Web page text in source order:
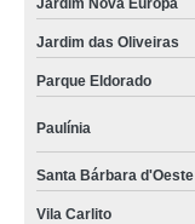
Jardim Nova Europa
Jardim das Oliveiras
Parque Eldorado
Paulínia
Santa Bárbara d'Oeste
Vila Carlito